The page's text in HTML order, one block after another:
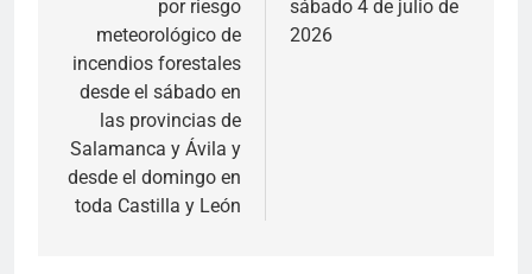
por riesgo
meteorológico de
incendios forestales
desde el sábado en
las provincias de
Salamanca y Ávila y
desde el domingo en
toda Castilla y León
sábado 4 de julio de
2026